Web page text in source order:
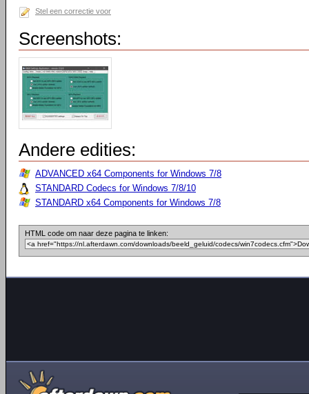
Stel een correctie voor
Screenshots:
Andere edities:
ADVANCED x64 Components for Windows 7/8
STANDARD Codecs for Windows 7/8/10
STANDARD x64 Components for Windows 7/8
HTML code om naar deze pagina te linken: